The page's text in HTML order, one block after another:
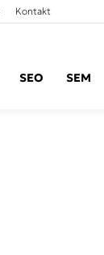
Kontakt
SEO SEM